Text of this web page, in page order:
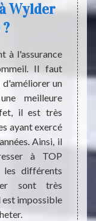
Wylder
à l'assurance
Il faut
un
meilleure
il est très
ayant exercé
Ainsi, il
à TOP
les différents
sont très
est impossible
lit.